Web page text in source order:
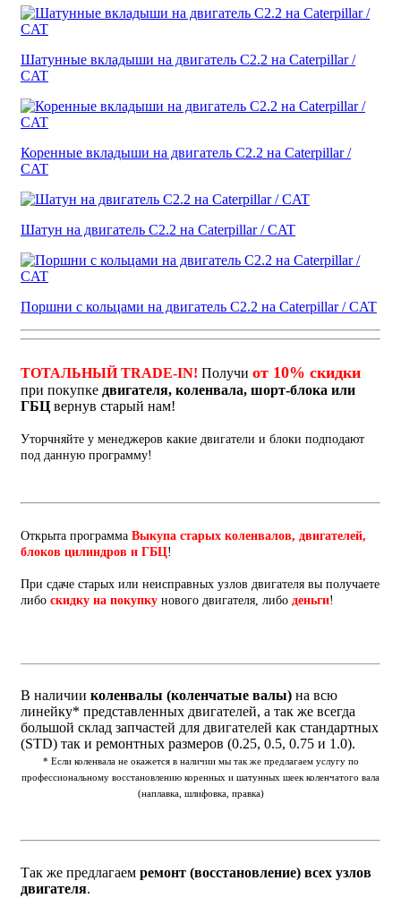
Шатунные вкладыши на двигатель C2.2 на Caterpillar /
CAT
Коренные вкладыши на двигатель C2.2 на Caterpillar /
CAT
Шатун на двигатель C2.2 на Caterpillar / CAT
Поршни с кольцами на двигатель C2.2 на Caterpillar / CAT
ТОТАЛЬНЫЙ TRADE-IN! Получи от 10% скидки
при покупке двигателя, коленвала, шорт-блока или
ГБЦ вернув старый нам!
Уторчняйте у менеджеров какие двигатели и блоки подподают
под данную программу!
Открыта программа Выкупа старых коленвалов, двигателей,
блоков цилиндров и ГБЦ!
При сдаче старых или неисправных узлов двигателя вы получаете
либо скидку на покупку нового двигателя, либо деньги!
В наличии коленвалы (коленчатые валы) на всю
линейку* представленных двигателей, а так же всегда
большой склад запчастей для двигателей как стандартных
(STD) так и ремонтных размеров (0.25, 0.5, 0.75 и 1.0).
* Если коленвала не окажется в наличии мы так же предлагаем услугу по
профессиональному восстановлению коренных и шатунных шеек коленчатого вала
(наплавка, шлифовка, правка)
Так же предлагаем ремонт (восстановление) всех узлов
двигателя.